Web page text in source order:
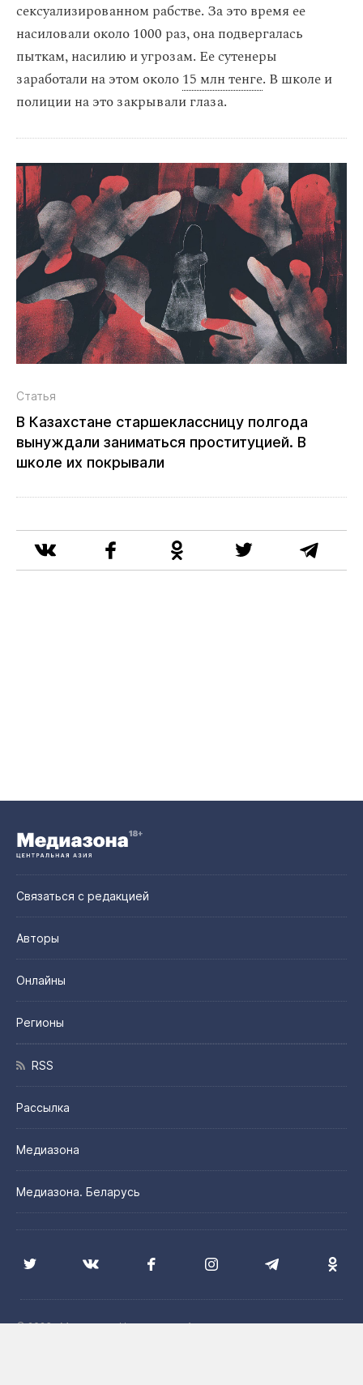
сексуализированном рабстве. За это время ее
насиловали около 1000 раз, она подвергалась
пыткам, насилию и угрозам. Ее сутенеры
заработали на этом около15 млн тенге. В школе и
полиции на это закрывали глаза.
Статья
В Казахстане старшеклассницу полгода
вынуждали заниматься проституцией. В
школе их покрывали
Связаться с редакцией
Авторы
Онлайны
Регионы
RSS
Рассылка
Медиазона
Медиазона. Беларусь
© 2026 «Медиазона Центральная Азия»